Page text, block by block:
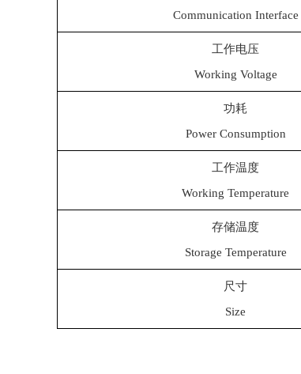
Communication Interface
工作电压
Working Voltage
功耗
Power Consumption
工作温度
Working Temperature
存储温度
Storage Temperature
尺寸
Size